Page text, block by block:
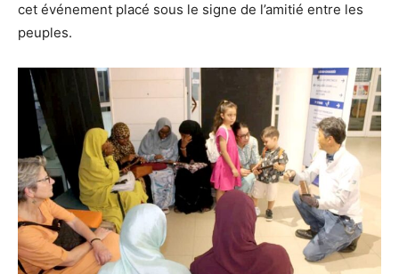
cet événement placé sous le signe de l’amitié entre les
peuples.